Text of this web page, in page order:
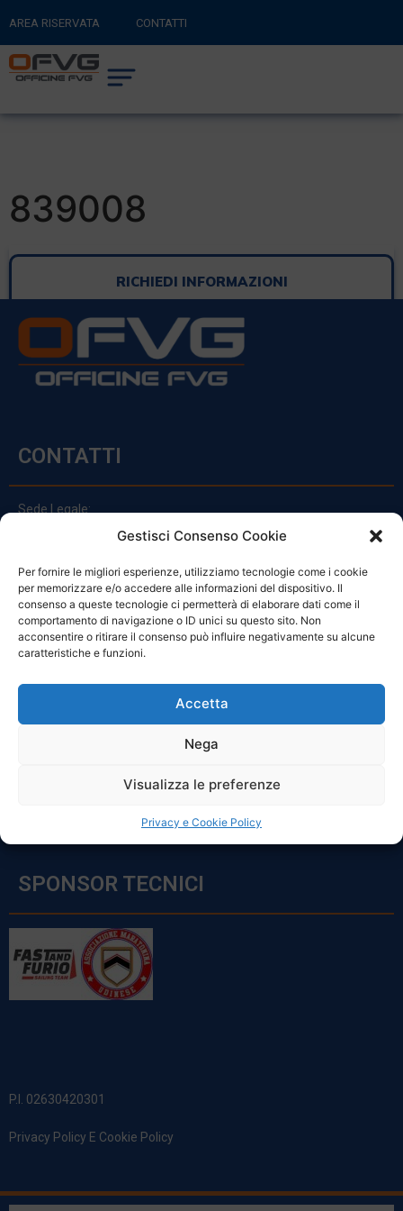
Gestisci Consenso Cookie
Per fornire le migliori esperienze, utilizziamo tecnologie come i cookie
per memorizzare e/o accedere alle informazioni del dispositivo. Il
consenso a queste tecnologie ci permetterà di elaborare dati come il
comportamento di navigazione o ID unici su questo sito. Non
acconsentire o ritirare il consenso può influire negativamente su alcune
caratteristiche e funzioni.
Accetta
Nega
Visualizza le preferenze
Privacy e Cookie Policy
AREA RISERVATA CONTATTI
RITORNA AL SITO PRINCIPALE
CARRELLO
839008
RICHIEDI INFORMAZIONI
CONTATTI
Sede Legale:
Via Principe Di Udine 144
clienti@officinefvg.it
info@officinefvg.it
posta@officinefvgpec.It
ORARI
Sabato: 8:00 – 12:00
SPONSOR TECNICI
P.I. 02630420301
Privacy Policy E Cookie Policy